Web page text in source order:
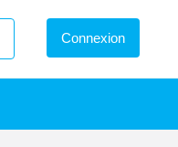
Connexion